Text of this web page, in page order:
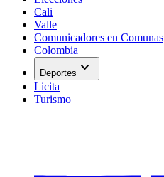
Cali
Valle
Comunicadores en Comunas
Colombia
Deportes expand_more
Licita
Turismo